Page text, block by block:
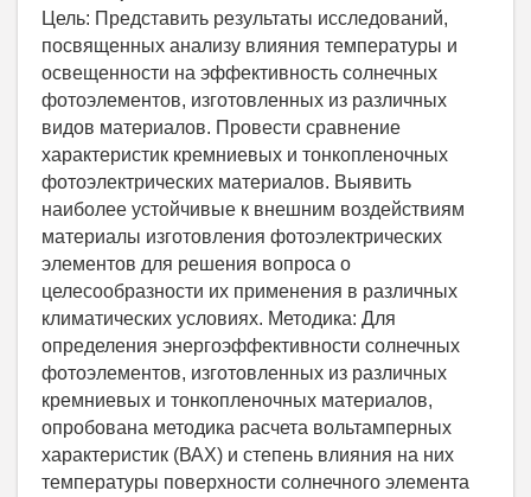
Цель: Представить результаты исследований,
посвященных анализу влияния температуры и
освещенности на эффективность солнечных
фотоэлементов, изготовленных из различных
видов материалов. Провести сравнение
характеристик кремниевых и тонкопленочных
фотоэлектрических материалов. Выявить
наиболее устойчивые к внешним воздействиям
материалы изготовления фотоэлектрических
элементов для решения вопроса о
целесообразности их применения в различных
климатических условиях. Методика: Для
определения энергоэффективности солнечных
фотоэлементов, изготовленных из различных
кремниевых и тонкопленочных материалов,
опробована методика расчета вольтамперных
характеристик (ВАХ) и степень влияния на них
температуры поверхности солнечного элемента